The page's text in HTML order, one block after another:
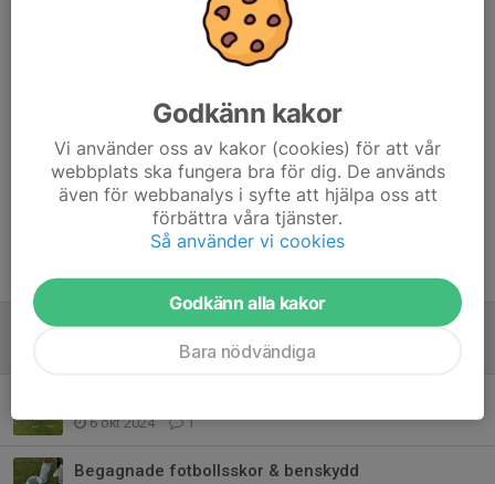
Johan Rydén27 apr, 20:54
Tidigare nyheter
Träna och heja i Månsarps färger
1
6 okt 2024 1
Begagnade fotbollsskor & benskydd
Godkänn kakor
Vi använder oss av kakor (cookies) för att vår
webbplats ska fungera bra för dig. De används
även för webbanalys i syfte att hjälpa oss att
förbättra våra tjänster.
Så använder vi cookies
Godkänn alla kakor
Bara nödvändiga